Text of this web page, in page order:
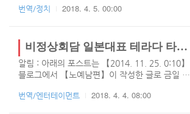
일본 투자를 받는 대만의 언론사들이 대다수이
않네요. 예전에는 야후뉴스까지 저러지 않았는데
요. 최근에는 일본의 모든 언론사들까지 극우화
되어 가고 ..
가구를 판매하는 기업이라는것 외에는 아무것도
에 260개의 매장을 운영하고 있는 스웨덴의 기업
인데요. 워낙에 젊은 층을 대상으로 한 멋진 디자
인과 품질좋은 가구를 저렴한 가격에 판매함으로
세계적으로 인기가 높은 가구 업체입니다. 필자
도 자세한 내용은 모르겠지만, 이번 한국에 진출
번역/정치 2018. 4. 5. 00:00
비정상회담 일본대표 테라다 타쿠야에 대한 일본인 반응
알림 : 아래의 포스트는 【2014. 11. 25. 0:10】
블로그에서 【노예남편】이 작성한 글로 금일 티
국반응과 테라다 타쿠야 일본반응을 올려드린적
번역/엔터테이먼트 2018. 4. 4. 08:00